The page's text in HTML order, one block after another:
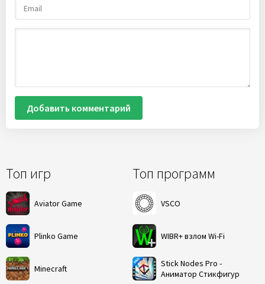
Топ игр
Aviator Game
Plinko Game
Minecraft
Топ программ
VSCO
WIBR+ взлом Wi-Fi
Stick Nodes Pro -
Аниматор Стикфигур
Добавить комментарий